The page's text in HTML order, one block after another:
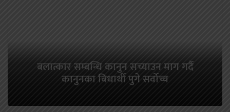
बलात्कार सम्बन्धि कानुन सच्याउन माग गर्दै
कानुनका बिधार्थी पुगे सर्वोच्च